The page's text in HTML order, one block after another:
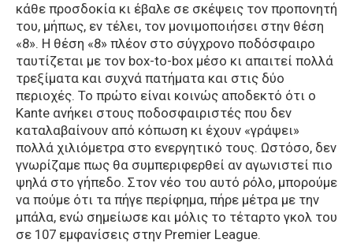
κάθε προσδοκία κι έβαλε σε σκέψεις τον προπονητή
του, μήπως, εν τέλει, τον μονιμοποιήσει στην θέση
«8». Η θέση «8» πλέον στο σύγχρονο ποδόσφαιρο
ταυτίζεται με τον box-to-box μέσο κι απαιτεί πολλά
τρεξίματα και συχνά πατήματα και στις δύο
περιοχές. Το πρώτο είναι κοινώς αποδεκτό ότι ο
Kante ανήκει στους ποδοσφαιριστές που δεν
καταλαβαίνουν από κόπωση κι έχουν «γράψει»
πολλά χιλιόμετρα στο ενεργητικό τους. Ωστόσο, δεν
γνωρίζαμε πως θα συμπεριφερθεί αν αγωνιστεί πιο
ψηλά στο γήπεδο. Στον νέο του αυτό ρόλο, μπορούμε
να πούμε ότι τα πήγε περίφημα, πήρε μέτρα με την
μπάλα, ενώ σημείωσε και μόλις το τέταρτο γκολ του
σε 107 εμφανίσεις στην Premier League.